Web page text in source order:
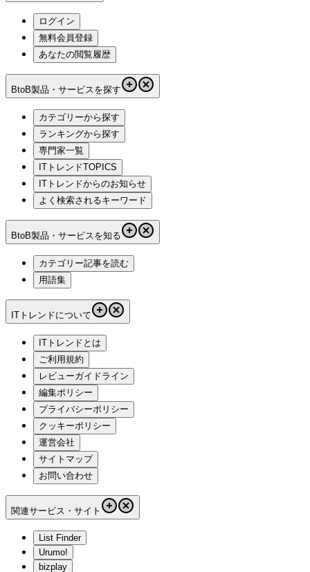
ログイン
無料会員登録
あなたの閲覧履歴
BtoB製品・サービスを探す
カテゴリーから探す
ランキングから探す
専門家一覧
ITトレンドTOPICS
ITトレンドからのお知らせ
よく検索されるキーワード
BtoB製品・サービスを知る
カテゴリー記事を読む
用語集
ITトレンドについて
ITトレンドとは
ご利用規約
レビューガイドライン
編集ポリシー
プライバシーポリシー
クッキーポリシー
運営会社
サイトマップ
お問い合わせ
関連サービス・サイト
List Finder
Urumo!
bizplay